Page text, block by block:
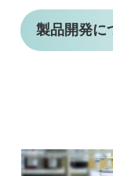
製品開発に